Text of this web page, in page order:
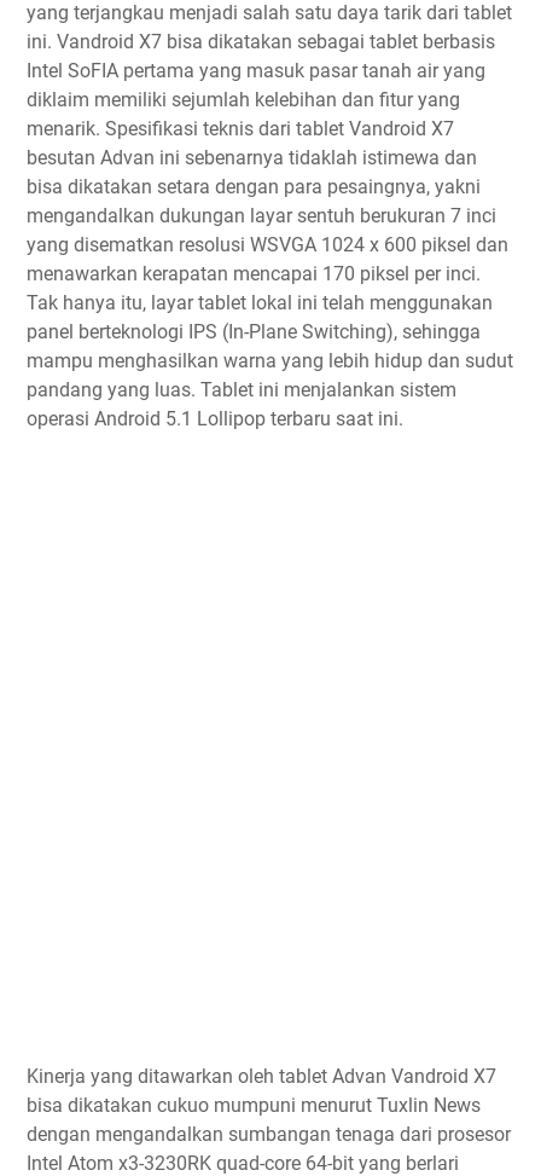
yang terjangkau menjadi salah satu daya tarik dari tablet
ini. Vandroid X7 bisa dikatakan sebagai tablet berbasis
Intel SoFIA pertama yang masuk pasar tanah air yang
diklaim memiliki sejumlah kelebihan dan fitur yang
menarik. Spesifikasi teknis dari tablet Vandroid X7
besutan Advan ini sebenarnya tidaklah istimewa dan
bisa dikatakan setara dengan para pesaingnya, yakni
mengandalkan dukungan layar sentuh berukuran 7 inci
yang disematkan resolusi WSVGA 1024 x 600 piksel dan
menawarkan kerapatan mencapai 170 piksel per inci.
Tak hanya itu, layar tablet lokal ini telah menggunakan
panel berteknologi IPS (In-Plane Switching), sehingga
mampu menghasilkan warna yang lebih hidup dan sudut
pandang yang luas. Tablet ini menjalankan sistem
operasi Android 5.1 Lollipop terbaru saat ini.
Kinerja yang ditawarkan oleh tablet Advan Vandroid X7
bisa dikatakan cukuo mumpuni menurut Tuxlin News
dengan mengandalkan sumbangan tenaga dari prosesor
Intel Atom x3-3230RK quad-core 64-bit yang berlari